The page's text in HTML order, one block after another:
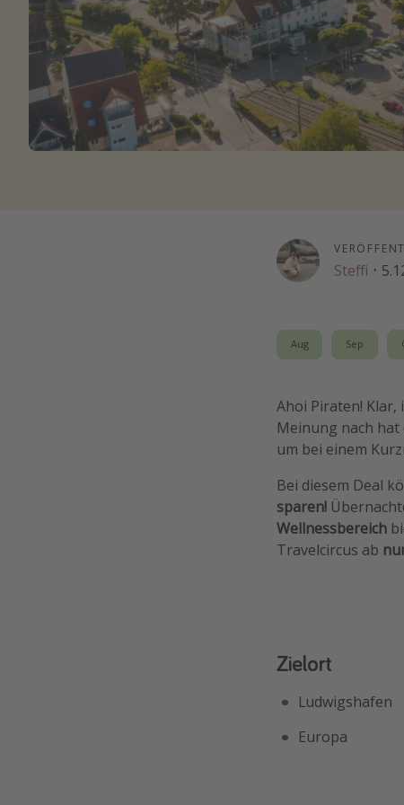
Steffi ·
Aug Sep
Ahoi Piraten! Klar,
Meinung nach
um bei einem
Bei diesem Deal
sparen!
Wellnessbereich
Travelcircus ab
Zielort
Ludwigshafen
Europa